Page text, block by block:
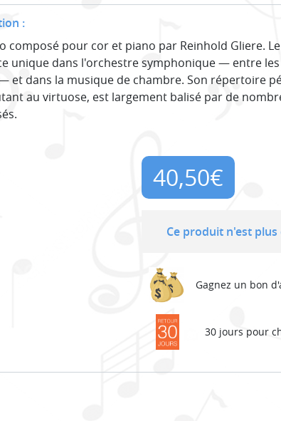
:
composé pour cor et piano par Reinhold Gliere.
unique dans l'orchestre symphonique — entre
et dans la musique de chambre. Son répertoire
au virtuose, est largement balisé par de
40,50€
Ce produit n'est
Gagnez un bon
30 jours pour